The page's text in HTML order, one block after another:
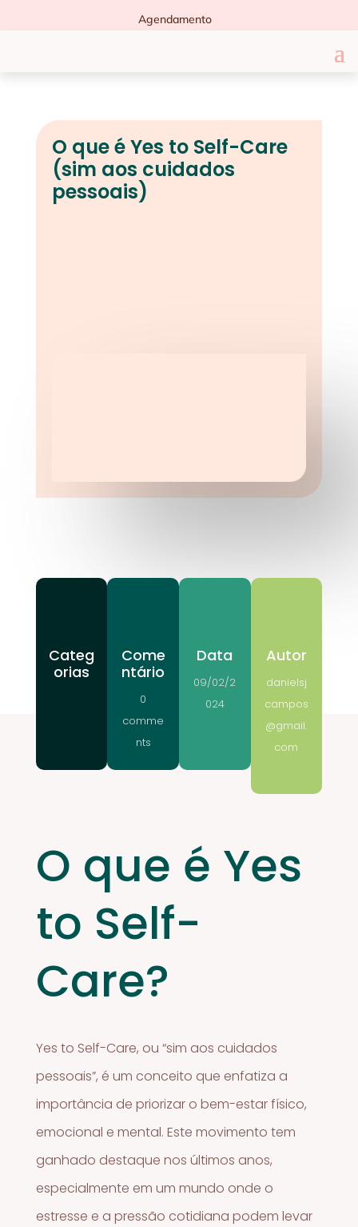
Agendamento
O que é Yes to Self-Care
(sim aos cuidados
pessoais)
Categ
orias
Come
ntário
0
comme
nts
Data
09/02/2
024
Autor
danielsj
campos
@gmail.
com
O que é Yes
to Self-
Care?
Yes to Self-Care, ou “sim aos cuidados
pessoais”, é um conceito que enfatiza a
importância de priorizar o bem-estar físico,
emocional e mental. Este movimento tem
ganhado destaque nos últimos anos,
especialmente em um mundo onde o
estresse e a pressão cotidiana podem levar